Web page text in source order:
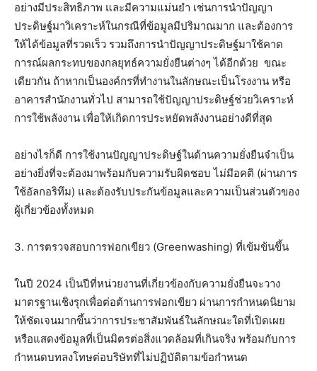
อย่างมีประสิทธิภาพ และมีความแม่นยำ เช่นการนำปัญญา
ประดิษฐ์มาวิเคราะห์ในกรณีที่ข้อมูลมีปริมาณมาก และต้องการ
ให้ได้ข้อมูลที่รวดเร็ว รวมถึงการนำปัญญาประดิษฐ์มาใช้คาด
การณ์ผลกระทบของกลยุทธ์ความยั่งยืนต่างๆ ได้อีกด้วย ขณะ
เดียวกัน ถ้าหากเป็นองค์กรที่ทำงานในลักษณะเป็นโรงงาน หรือ
อาคารสำนักงานทั่วไป สามารถใช้ปัญญาประดิษฐ์ช่วยวิเคราะห์
การใช้พลังงาน เพื่อให้เกิดการประหยัดพลังงานอย่างดีที่สุด
อย่างไรก็ดี การใช้งานปัญญาประดิษฐ์ในด้านความยั่งยืนจำเป็น
อย่างยิ่งที่จะต้องมาพร้อมกับความรับผิดชอบ ไม่มีอคติ (ผ่านการ
ใช้อัลกอริทึม) และต้องรับประกันข้อมูลและความเป็นส่วนตัวของ
ผู้เกี่ยวข้องทั้งหมด
3. การตรวจสอบการฟอกเขียว (Greenwashing) ที่เข้มข้นขึ้น
ในปี 2024 เป็นปีที่หน่วยงานที่เกี่ยวข้องกับความยั่งยืนจะวาง
มาตรฐานเชิงรุกเพื่อต่อต้านการฟอกเขียว ผ่านการกำหนดนิยาม
ให้ชัดเจนมากขึ้นว่าการประชาสัมพันธ์ในลักษณะใดที่เปิดเผย
หรือแสดงข้อมูลที่เป็นมิตรต่อสิ่งแวดล้อมที่เกินจริง พร้อมกับการ
กำหนดบทลงโทษต่อบริษัทที่ไม่ปฏิบัติตามข้อกำหนด